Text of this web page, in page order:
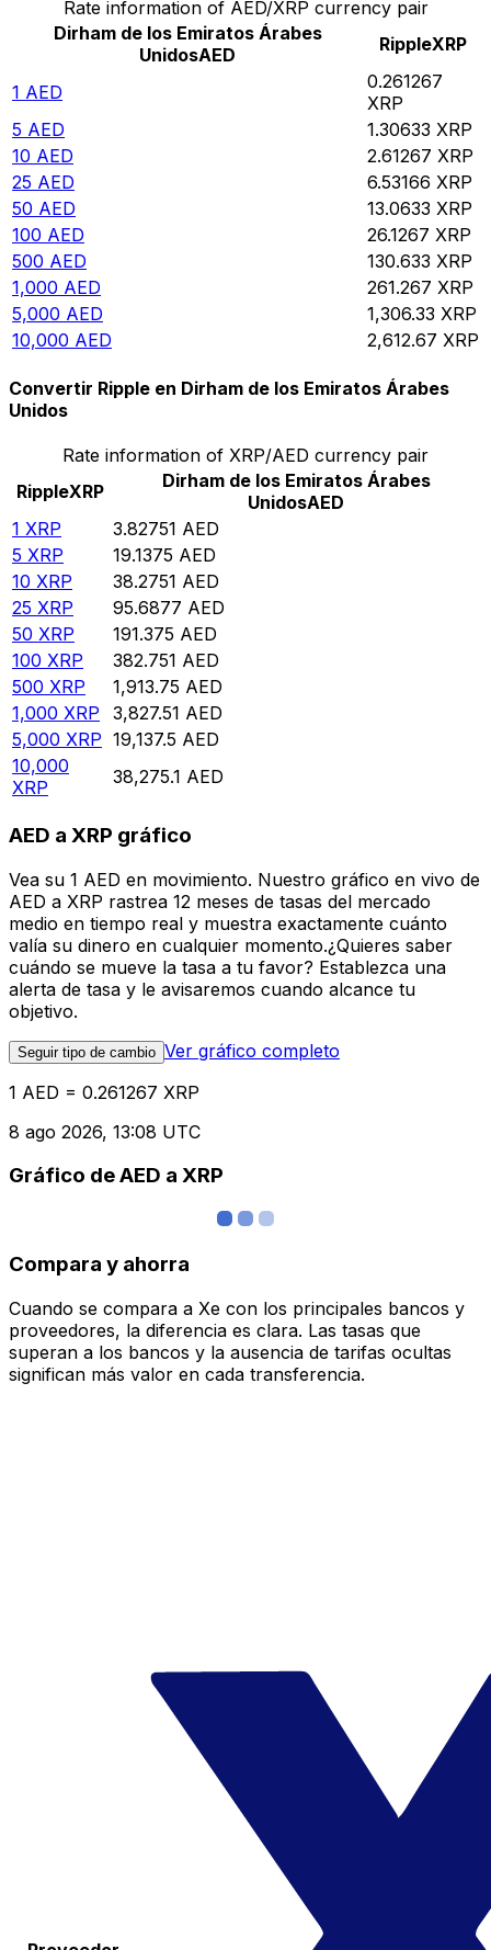
Rate information of AED/XRP currency pair
Dirham de los Emiratos Árabes
UnidosAED RippleXRP
1 AED
0.261267
XRP
5 AED 1.30633 XRP
10 AED 2.61267 XRP
25 AED 6.53166 XRP
50 AED 13.0633 XRP
100 AED 26.1267 XRP
500 AED 130.633 XRP
1,000 AED 261.267 XRP
5,000 AED 1,306.33 XRP
10,000 AED 2,612.67 XRP
Convertir Ripple en Dirham de los Emiratos Árabes
Unidos
Rate information of XRP/AED currency pair
RippleXRP
Dirham de los Emiratos Árabes
UnidosAED
1 XRP 3.82751 AED
5 XRP 19.1375 AED
10 XRP 38.2751 AED
25 XRP 95.6877 AED
50 XRP 191.375 AED
100 XRP 382.751 AED
500 XRP 1,913.75 AED
1,000 XRP 3,827.51 AED
5,000 XRP 19,137.5 AED
10,000
XRP
38,275.1 AED
AED a XRP gráfico
Vea su 1 AED en movimiento. Nuestro gráfico en vivo de
AED a XRP rastrea 12 meses de tasas del mercado
medio en tiempo real y muestra exactamente cuánto
valía su dinero en cualquier momento.¿Quieres saber
cuándo se mueve la tasa a tu favor? Establezca una
alerta de tasa y le avisaremos cuando alcance tu
objetivo.
Seguir tipo de cambio Ver gráfico completo
1 AED = 0.261267 XRP
8 ago 2026, 13:08 UTC
Gráfico de AED a XRP
Compara y ahorra
Cuando se compara a Xe con los principales bancos y
proveedores, la diferencia es clara. Las tasas que
superan a los bancos y la ausencia de tarifas ocultas
significan más valor en cada transferencia.